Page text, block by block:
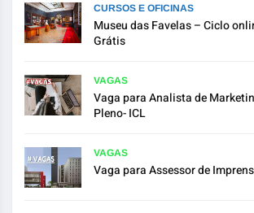
CURSOS E OFICINAS
Museu das Favelas – Ciclo
Grátis
VAGAS
Vaga para Analista de
Pleno- ICL
VAGAS
Vaga para Assessor de